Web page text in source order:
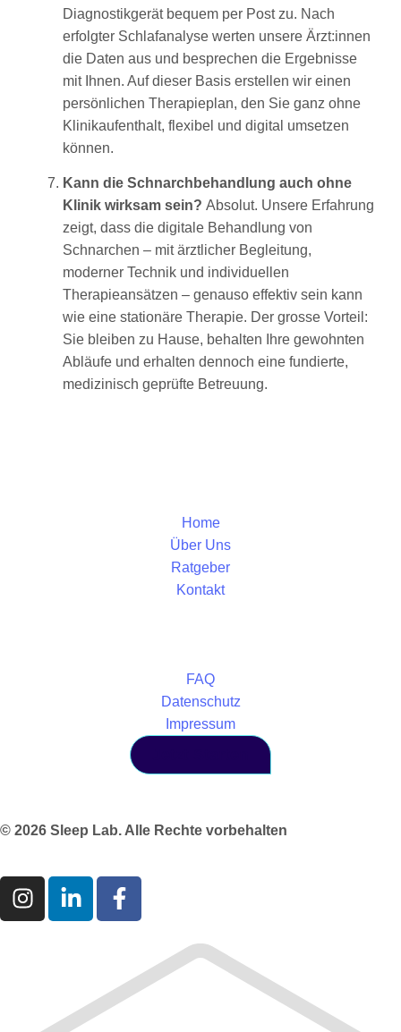
Diagnostikgerät bequem per Post zu. Nach
erfolgter Schlafanalyse werten unsere Ärzt:innen
die Daten aus und besprechen die Ergebnisse
mit Ihnen. Auf dieser Basis erstellen wir einen
persönlichen Therapieplan, den Sie ganz ohne
Klinikaufenthalt, flexibel und digital umsetzen
können.
Kann die Schnarchbehandlung auch ohne
Klinik wirksam sein? Absolut. Unsere Erfahrung
zeigt, dass die digitale Behandlung von
Schnarchen – mit ärztlicher Begleitung,
moderner Technik und individuellen
Therapieansätzen – genauso effektiv sein kann
wie eine stationäre Therapie. Der grosse Vorteil:
Sie bleiben zu Hause, behalten Ihre gewohnten
Abläufe und erhalten dennoch eine fundierte,
medizinisch geprüfte Betreuung.
Home
Über Uns
Ratgeber
Kontakt
FAQ
Datenschutz
Impressum
© 2026 Sleep Lab. Alle Rechte vorbehalten